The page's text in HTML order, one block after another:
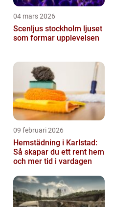
04 mars 2026
Scenljus stockholm ljuset
som formar upplevelsen
09 februari 2026
Hemstädning i Karlstad:
Så skapar du ett rent hem
och mer tid i vardagen